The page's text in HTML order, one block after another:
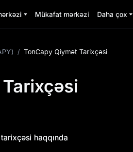
Mükafat mərkəzi Daha çox
/ TonCapy Qiymət Tarixçəsi
haqqında